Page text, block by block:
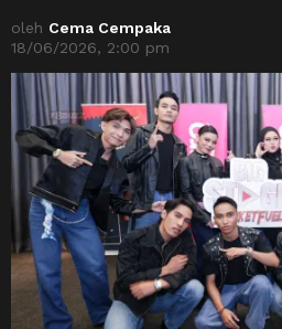
oleh Cema Cempaka
18/06/2026, 2:00 pm